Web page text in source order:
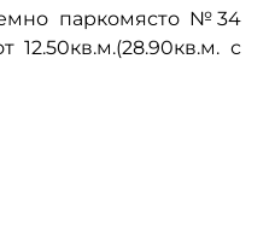
паркомясто №34
12.50кв.м.(28.90кв.м. с